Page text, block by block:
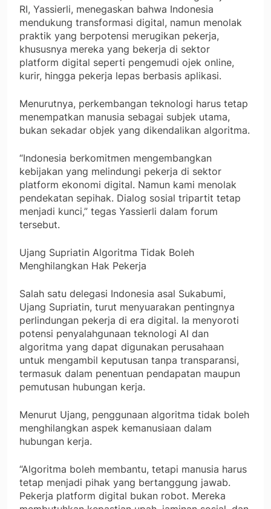
RI, Yassierli, menegaskan bahwa Indonesia
mendukung transformasi digital, namun menolak
praktik yang berpotensi merugikan pekerja,
khususnya mereka yang bekerja di sektor
platform digital seperti pengemudi ojek online,
kurir, hingga pekerja lepas berbasis aplikasi.
Menurutnya, perkembangan teknologi harus tetap
menempatkan manusia sebagai subjek utama,
bukan sekadar objek yang dikendalikan algoritma.
“Indonesia berkomitmen mengembangkan
kebijakan yang melindungi pekerja di sektor
platform ekonomi digital. Namun kami menolak
pendekatan sepihak. Dialog sosial tripartit tetap
menjadi kunci,” tegas Yassierli dalam forum
tersebut.
Ujang Supriatin Algoritma Tidak Boleh
Menghilangkan Hak Pekerja
Salah satu delegasi Indonesia asal Sukabumi,
Ujang Supriatin, turut menyuarakan pentingnya
perlindungan pekerja di era digital. Ia menyoroti
potensi penyalahgunaan teknologi AI dan
algoritma yang dapat digunakan perusahaan
untuk mengambil keputusan tanpa transparansi,
termasuk dalam penentuan pendapatan maupun
pemutusan hubungan kerja.
Menurut Ujang, penggunaan algoritma tidak boleh
menghilangkan aspek kemanusiaan dalam
hubungan kerja.
“Algoritma boleh membantu, tetapi manusia harus
tetap menjadi pihak yang bertanggung jawab.
Pekerja platform digital bukan robot. Mereka